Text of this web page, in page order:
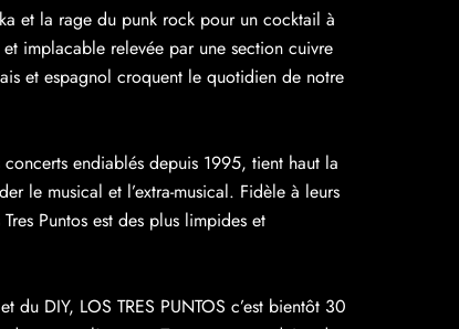
et la rage du punk rock pour un cocktail à
implacable relevée par une section cuivre
et espagnol croquent le quotidien de notre
concerts endiablés depuis 1995, tient haut la
le musical et l’extra-musical. Fidèle à leurs
Puntos est des plus limpides et
du DIY, LOS TRES PUNTOS c’est bientôt 30